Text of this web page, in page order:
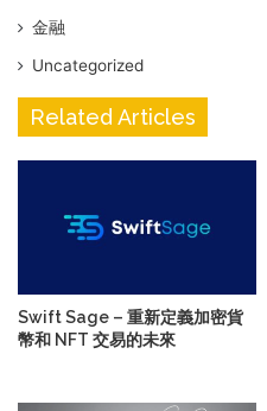
金融
Uncategorized
Related Articles
Swift Sage – 重新定義加密貨
幣和 NFT 交易的未來